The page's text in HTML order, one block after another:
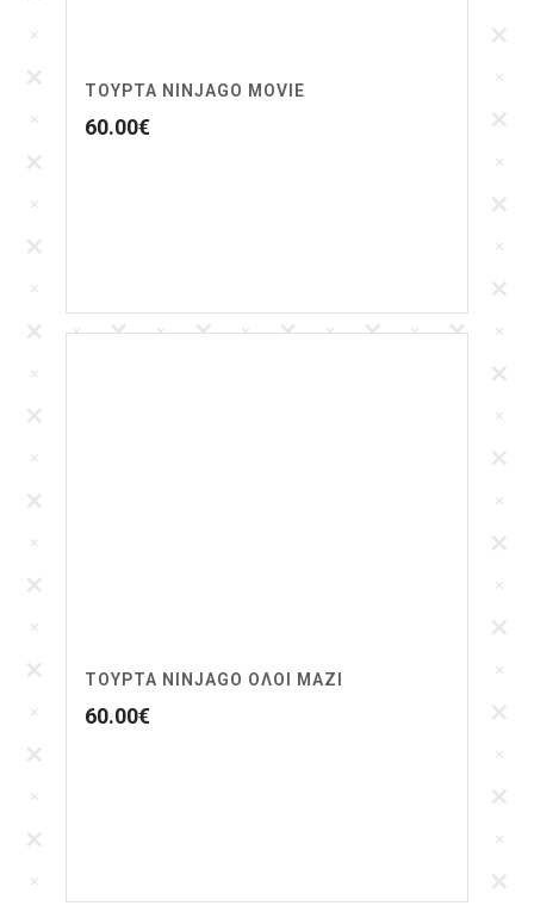
ΤΟΥΡΤΑ NINJAGO MOVIE
60.00€
ΤΟΥΡΤΑ NINJAGO ΟΛΟΙ ΜΑΖΙ
60.00€